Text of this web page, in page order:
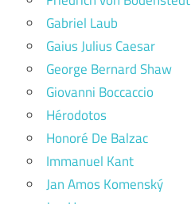
Gabriel Laub
Gaius Julius Caesar
George Bernard Shaw
Giovanni Boccaccio
Hérodotos
Honoré De Balzac
Immanuel Kant
Jan Amos Komenský